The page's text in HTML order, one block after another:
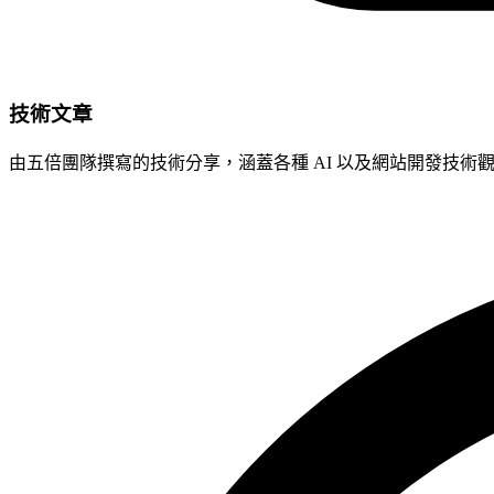
技術文章
由五倍團隊撰寫的技術分享，涵蓋各種 AI 以及網站開發技術